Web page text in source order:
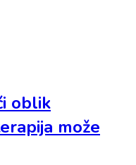
oblik
može